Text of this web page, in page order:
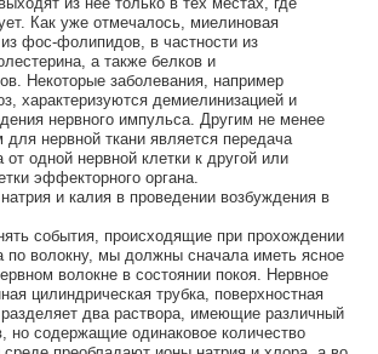
Как уже отмечалось, миелиновая
фос-фолипидов, в частности из
а также белков и
Некоторые заболевания, например
характеризуются демиелинизацией и
нервного импульса. Другим не менее
нервной ткани является передача
от одной нервной клетки к другой или
эффекторного органа.
и калия в проведении возбуждения в
события, происходящие при прохождении
по волокну, мы должны сначала иметь ясное
волокне в состоянии покоя. Нервное
цилиндрическая трубка, поверхностная
два раствора, имеющие различный
но содержащие одинаковое количество